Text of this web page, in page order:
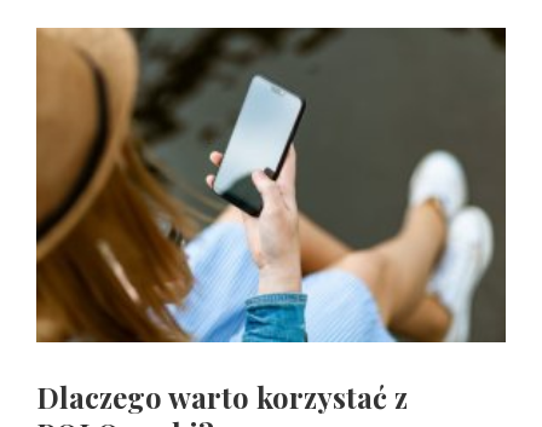
Dlaczego warto korzystać z